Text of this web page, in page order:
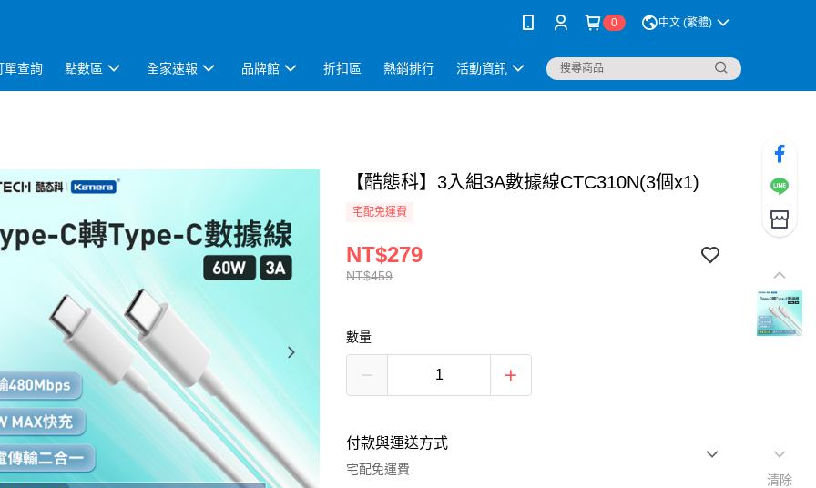
0 中文 (繁體)
單查詢 點數區 全家速報 品牌館 折扣區 熱銷排行 活動資訊
【酷態科】3入組3A數據線CTC310N(3個x1)
宅配免運費
NT$459
NT$279
數量
付款與運送方式
宅配免運費
清除